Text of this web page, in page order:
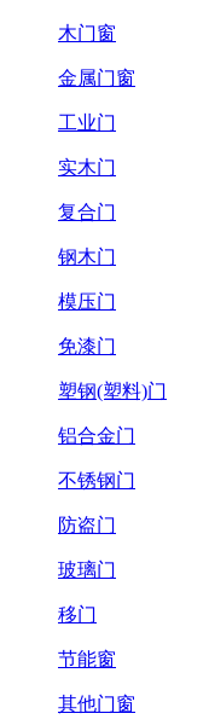
木门窗
金属门窗
工业门
实木门
复合门
钢木门
模压门
免漆门
塑钢(塑料)门
铝合金门
不锈钢门
防盗门
玻璃门
移门
节能窗
其他门窗